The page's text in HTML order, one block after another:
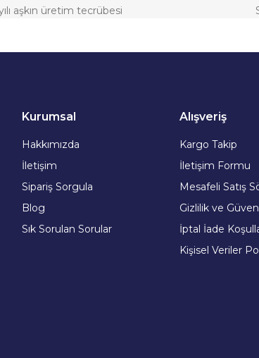
aşkın üretim tecrübesi
Kurumsal
Hakkımızda
İletişim
Sipariş Sorgula
Blog
Sık Sorulan Sorular
Alışveriş
Kargo Takip
İletişim Formu
Mesafeli Satış
Gizlilik ve
İptal İade
Kişisel Veriler